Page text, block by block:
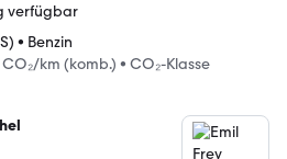
verfügbar
• Benzin
CO₂/km (komb.) • CO₂-Klasse